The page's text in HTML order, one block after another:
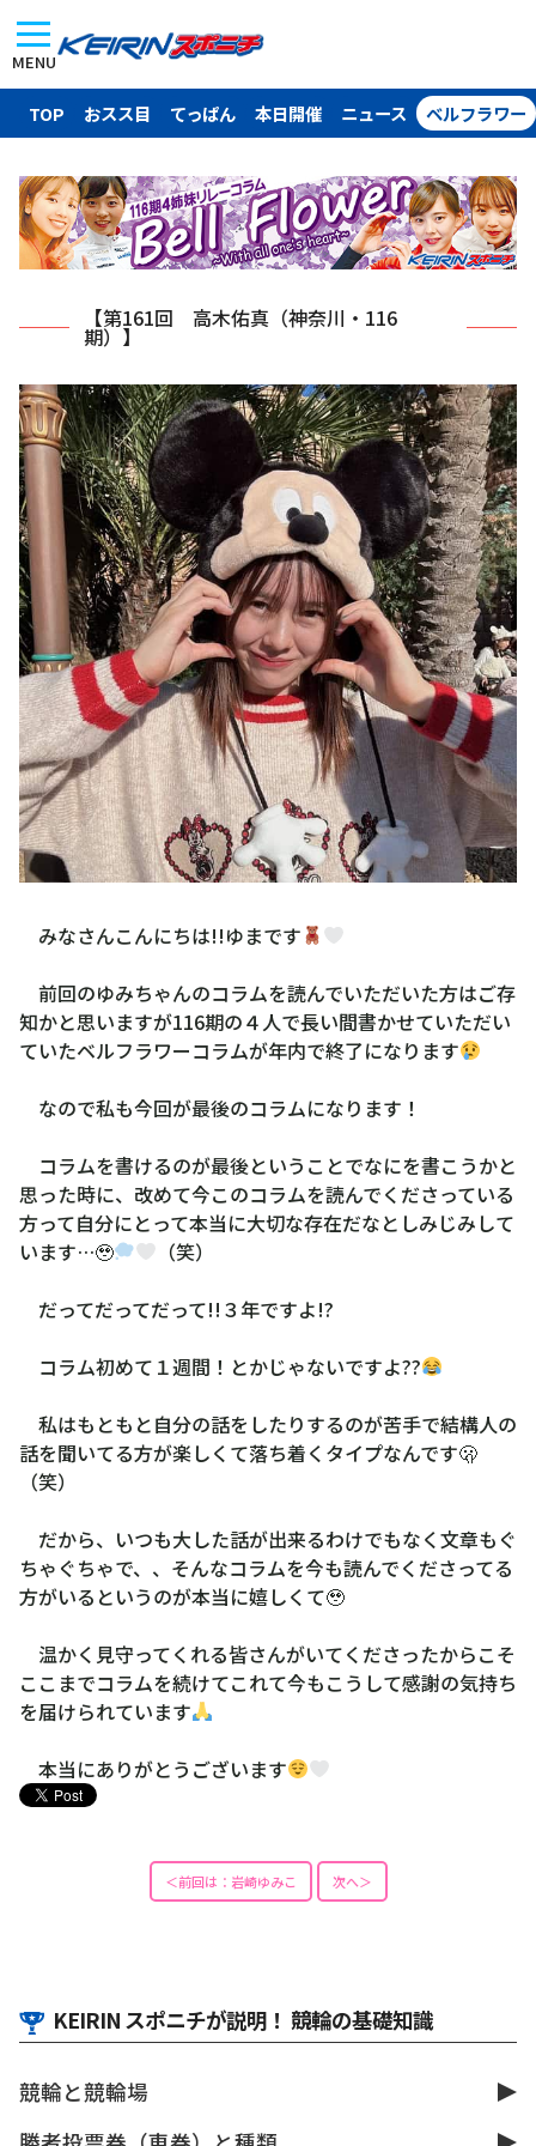
MENU
TOP おスス目 てっぱん 本日開催 ニュース ベルフラワー
【第161回 高木佑真（神奈川・116
期）】
みなさんこんにちは!!ゆまです
前回のゆみちゃんのコラムを読んでいただいた方はご存
知かと思いますが116期の４人で長い間書かせていただい
ていたベルフラワーコラムが年内で終了になります
なので私も今回が最後のコラムになります！
コラムを書けるのが最後ということでなにを書こうかと
思った時に、改めて今このコラムを読んでくださっている
方って自分にとって本当に大切な存在だなとしみじみして
います…🥹
（笑）
だってだってだって!!３年ですよ!?
コラム初めて１週間！とかじゃないですよ??
私はもともと自分の話をしたりするのが苦手で結構人の
話を聞いてる方が楽しくて落ち着くタイプなんです🫢
（笑）
だから、いつも大した話が出来るわけでもなく文章もぐ
ちゃぐちゃで、、そんなコラムを今も読んでくださってる
方がいるというのが本当に嬉しくて🥹
温かく見守ってくれる皆さんがいてくださったからこそ
ここまでコラムを続けてこれて今もこうして感謝の気持ち
を届けられています
本当にありがとうございます
＜前回は：岩崎ゆみこ 次へ＞
KEIRIN スポニチが説明！ 競輪の基礎知識
競輪と競輪場